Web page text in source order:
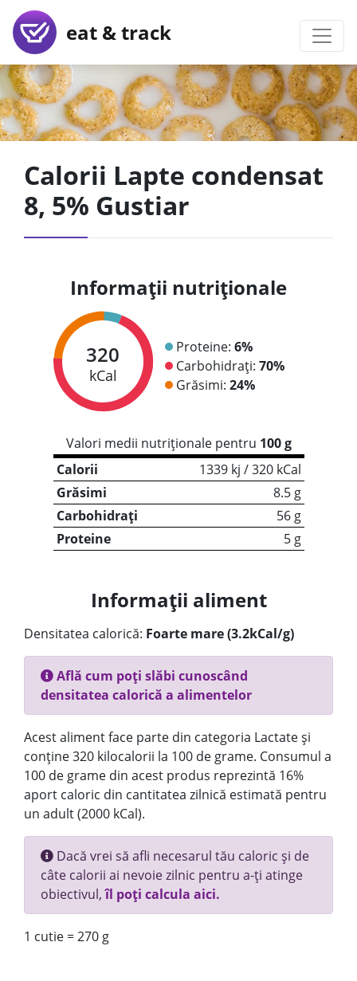
eat & track
Calorii Lapte condensat
8, 5% Gustiar
Informații nutriționale
320
kCal
Proteine: 6%
Carbohidrați: 70%
Grăsimi: 24%
Valori medii nutriționale pentru 100 g
Calorii
1339 kj / 320 kCal
Grăsimi
8.5 g
Carbohidrați
56 g
Proteine
5 g
Informații aliment
Densitatea calorică: Foarte mare (3.2kCal/g)
Află cum poți slăbi cunoscând
densitatea calorică a alimentelor
Acest aliment face parte din categoria Lactate și
conține 320 kilocalorii la 100 de grame. Consumul a
100 de grame din acest produs reprezintă 16%
aport caloric din cantitatea zilnică estimată pentru
un adult (2000 kCal).
Dacă vrei să afli necesarul tău caloric și de
câte calorii ai nevoie zilnic pentru a-ți atinge
obiectivul,îl poți calcula aici.
1 cutie = 270 g